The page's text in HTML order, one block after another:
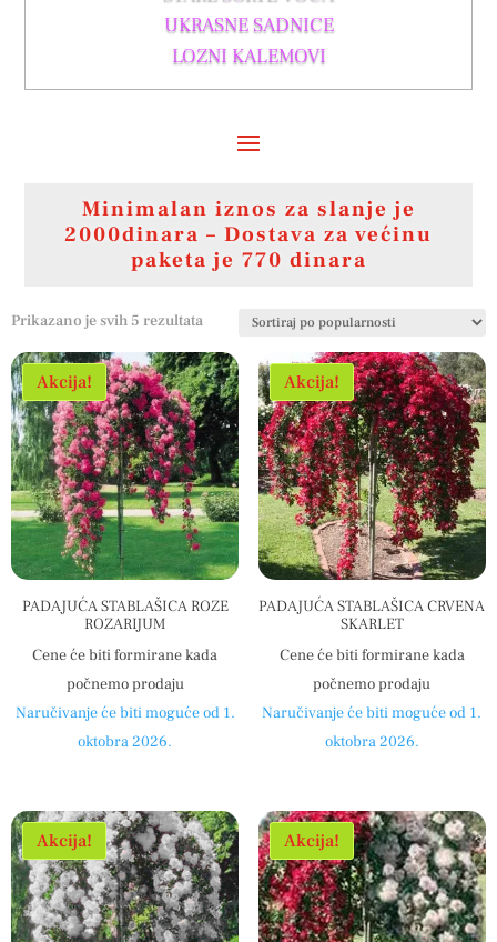
UKRASNE SADNICE
LOZNI KALEMOVI
Minimalan iznos za slanje je
2000dinara – Dostava za većinu
paketa je 770 dinara
Prikazano je svih 5 rezultataSortirano
popularnosti
Akcija!
PADAJUĆA STABLAŠICA ROZE
ROZARIJUM
Cene će biti formirane kada
počnemo prodaju
Naručivanje će biti moguće od 1.
oktobra 2026.
Akcija!
PADAJUĆA STABLAŠICA CRVENA
SKARLET
Cene će biti formirane kada
počnemo prodaju
Naručivanje će biti moguće od 1.
oktobra 2026.
Akcija! Akcija!